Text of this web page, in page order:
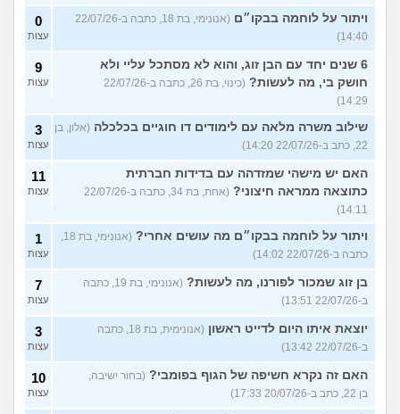
ויתור על לוחמה בבקו״ם
(אנונימי, בת 18, כתבה ב-22/07/26
14:40)
0
עצות
6 שנים יחד עם הבן זוג, והוא לא מסתכל עליי ולא
חושק בי, מה לעשות?
(כינוי, בת 26, כתבה ב-22/07/26
14:29)
9
עצות
שילוב משרה מלאה עם לימודים דו חוגיים בכלכלה (אלון, בן
22, כתב ב-22/07/26 14:20)
3
עצות
האם יש מישהי שמזדהה עם בדידות חברתית
כתוצאה ממראה חיצוני?
(אחת, בת 34, כתבה ב-22/07/26
14:11)
11
עצות
ויתור על לוחמה בבקו״ם מה עושים אחרי?
(אנונימי, בת 18,
כתבה ב-22/07/26 14:02)
1
עצות
בן זוג שמכור לפורנו, מה לעשות?
(אנונימי, בת 19, כתבה
ב-22/07/26 13:51)
7
עצות
יוצאת איתו היום לדייט ראשון
(אנונימית, בת 18, כתבה
ב-22/07/26 13:42)
3
עצות
האם זה נקרא חשיפה של הגוף בפומבי? (בחור ישיבה,
בן 22, כתב ב-20/07/26 17:33)
10
עצות